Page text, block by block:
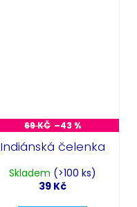
69 KČ –43 %
Indiánská čelenka
Skladem (>100 ks)
39 Kč